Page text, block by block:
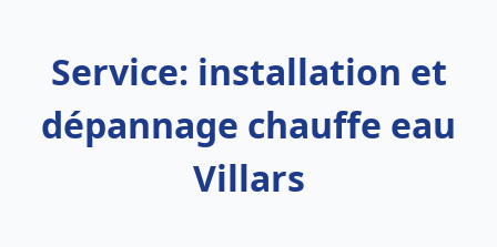
Service: installation et
dépannage chauffe eau
Villars